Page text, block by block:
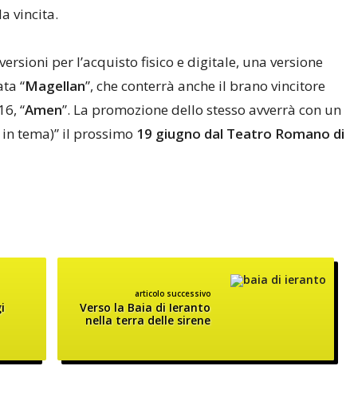
vincita.
per l’acquisto fisico e digitale, una versione
“Magellan”, che conterrà anche il brano vincitore
“Amen”. La promozione dello stesso avverrà con un
tema)” il prossimo 19 giugno dal Teatro Romano di
articolo successivo
Verso la Baia di Ieranto
nella terra delle sirene